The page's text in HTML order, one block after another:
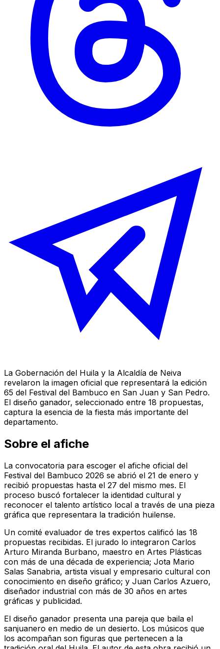
La Gobernación del Huila y la Alcaldía de Neiva
revelaron la imagen oficial que representará la edición
65 del Festival del Bambuco en San Juan y San Pedro.
El diseño ganador, seleccionado entre 18 propuestas,
captura la esencia de la fiesta más importante del
departamento.
Sobre el afiche
La convocatoria para escoger el afiche oficial del
Festival del Bambuco 2026 se abrió el 21 de enero y
recibió propuestas hasta el 27 del mismo mes. El
proceso buscó fortalecer la identidad cultural y
reconocer el talento artístico local a través de una pieza
gráfica que representara la tradición huilense.
Un comité evaluador de tres expertos calificó las 18
propuestas recibidas. El jurado lo integraron Carlos
Arturo Miranda Burbano, maestro en Artes Plásticas
con más de una década de experiencia; Jota Mario
Salas Sanabria, artista visual y empresario cultural con
conocimiento en diseño gráfico; y Juan Carlos Azuero,
diseñador industrial con más de 30 años en artes
gráficas y publicidad.
El diseño ganador presenta una pareja que baila el
sanjuanero en medio de un desierto. Los músicos que
los acompañan son figuras que pertenecen a la